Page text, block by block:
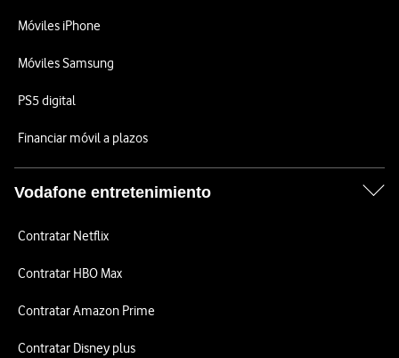
Móviles iPhone
Móviles Samsung
PS5 digital
Financiar móvil a plazos
Vodafone entretenimiento
Contratar Netflix
Contratar HBO Max
Contratar Amazon Prime
Contratar Disney plus